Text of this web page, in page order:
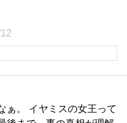
ぁ。 イヤミスの女王って